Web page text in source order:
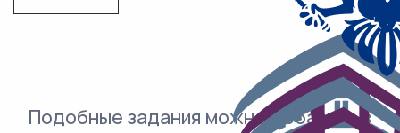
Подобные задания можно добавить в